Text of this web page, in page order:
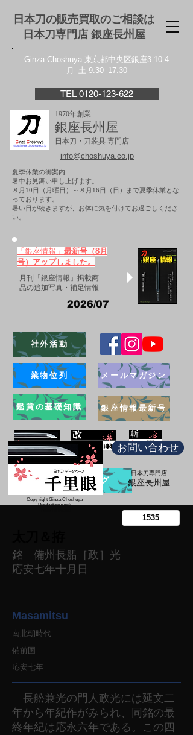
日本刀の販売買取のご相談は
日本刀専門店 銀座⻑州屋
Ginza Choshuya 東京都中央区銀座3-10-4
月–土 9:30–17:30
TEL 0120-123-622
1970年創業
銀座長州屋
日本刀・刀装具 専門店
info@choshuya.co.jp
夏季休業の御案内
暑中お見舞い申し上げます。
８月10日（月曜日）～８月16日（日）まで夏季休業とな
っております。
​暑い日が続きますが、お体に気を付けてお過ごしくださ
い。
「銀座情報」 最新号（8月
号）アップしました。
月刊「銀座情報」掲載商
品の追加写真・補足情報
2026/07
社外活動
業物位列
鑑賞の基礎知識
メールマガジン
銀座情報最新号
ブログ
お問い合わせ
日本刀専門店
​銀座長州屋
Copy right Ginza Choshuya
Production work
銘 備州長船［政］光
応安七年十月日
Masamitsu
南北朝時代
備前国
応安七年
長舩兼光の門人政光には延文二
年から年紀作がみられ、同銘の最
終年紀は応永六年である。この四